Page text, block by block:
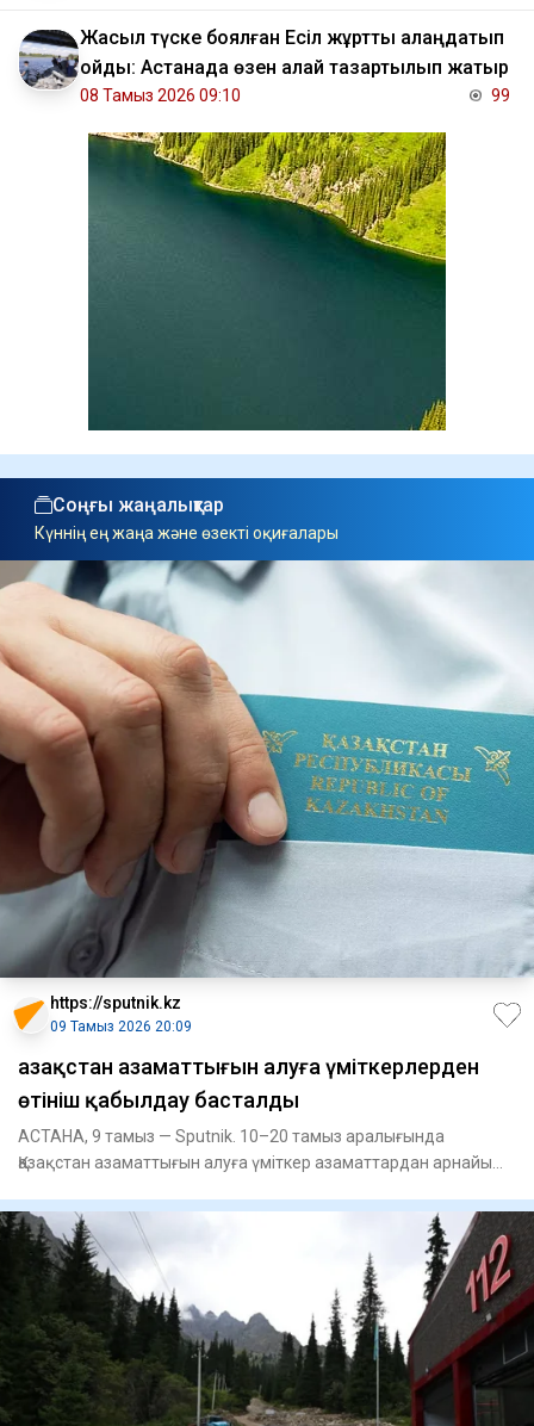
Жасыл түске боялған Есіл жұртты алаңдатып
қойды: Астанада өзен қалай тазартылып жатыр
08 Тамыз 2026 09:10 99
Соңғы жаңалықтар
Күннің ең жаңа және өзекті оқиғалары
https://sputnik.kz
09 Тамыз 2026 20:09
Қазақстан азаматтығын алуға үміткерлерден
өтініш қабылдау басталды
АСТАНА, 9 тамыз — Sputnik. 10–20 тамыз аралығында
Қазақстан азаматтығын алуға үміткер азаматтардан арнайы